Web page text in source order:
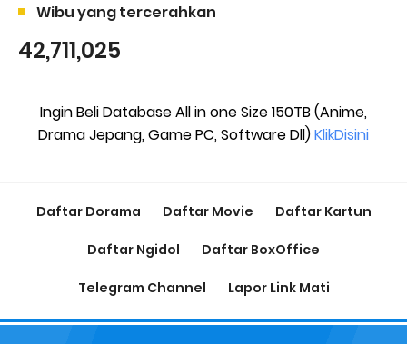
Wibu yang tercerahkan
42,711,025
Ingin Beli Database All in one Size 150TB (Anime,
Drama Jepang, Game PC, Software Dll)KlikDisini
Daftar Dorama Daftar Movie Daftar Kartun
Daftar Ngidol Daftar BoxOffice
Telegram Channel Lapor Link Mati